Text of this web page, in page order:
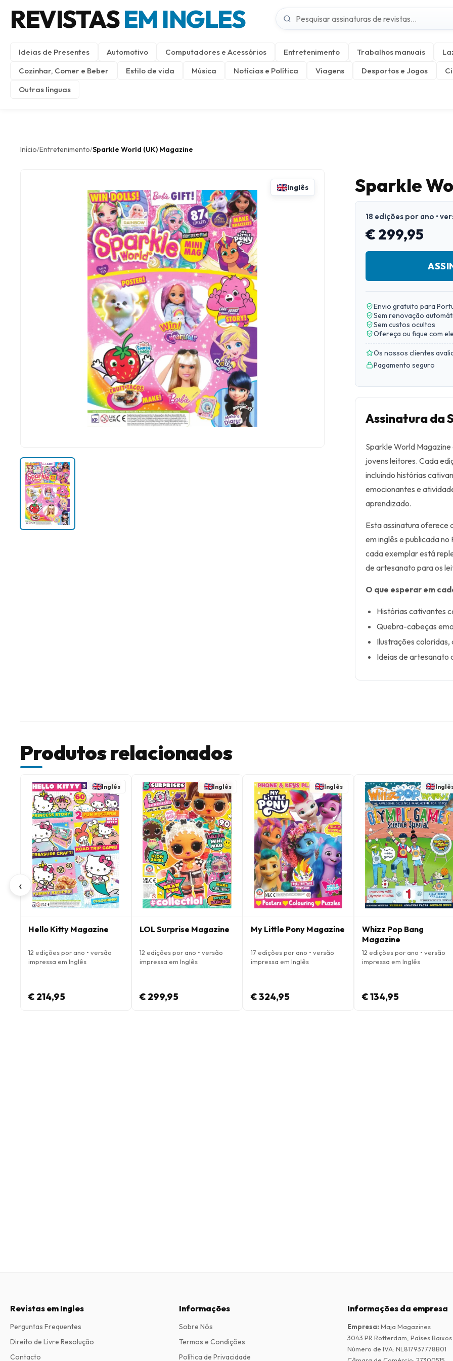
REVISTASEM INGLES
Ideias de Presentes Automotivo Computadores e Acessórios Entretenimento Trabalhos manuais
Cozinhar, Comer e Beber
Estilo de vida Música Notícias e Política Viagens Desportos e Jogos
Outras línguas
Início/Entretenimento/Sparkle World (UK) Magazine
Inglês Sparkle
18 edições por ano •
€ 299,95
Envio gratuito para
Sem renovação
Sem custos ocultos
Ofereça ou fique com
Os nossos clientes
Pagamento seguro
Assinatura da
Sparkle World
jovens leitores. Cada
incluindo histórias
emocionantes e
aprendizado.
Esta assinatura oferece
em inglês e publicada no
cada exemplar está
de artesanato para os
O que esperar em
Histórias cativantes
Quebra-cabeças
Ilustrações
Ideias de artesanato
Produtos relacionados
‹
Inglês
Hello Kitty Magazine
12 edições por ano • versão
impressa em Inglês
€ 214,95
Inglês
LOL Surprise Magazine
12 edições por ano • versão
impressa em Inglês
€ 299,95
Inglês
My Little Pony Magazine
17 edições por ano • versão
impressa em Inglês
€ 324,95
Whizz Pop Bang
Magazine
12 edições por ano • versão
impressa em Inglês
€ 134,95
Revistas em Ingles
Perguntas Frequentes
Direito de Livre Resolução
Contacto
Informações
Sobre Nós
Termos e Condições
Política de Privacidade
Informações da empresa
Empresa: Maja Magazines
3043 PR Rotterdam, Países Baixos
Número de IVA: NL817937778B01